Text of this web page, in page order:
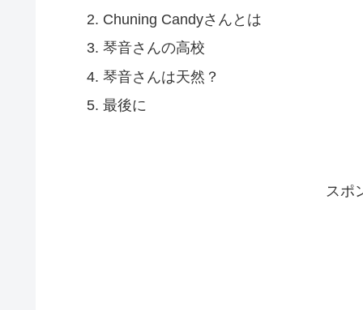
Chuning Candyさんとは
琴音さんの高校
琴音さんは天然？
最後に
スポ